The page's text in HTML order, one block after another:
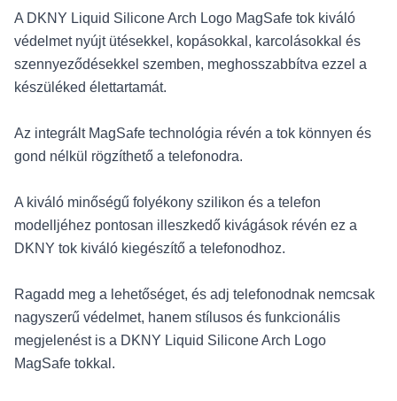
A DKNY Liquid Silicone Arch Logo MagSafe tok kiváló
védelmet nyújt ütésekkel, kopásokkal, karcolásokkal és
szennyeződésekkel szemben, meghosszabbítva ezzel a
készüléked élettartamát.
Az integrált MagSafe technológia révén a tok könnyen és
gond nélkül rögzíthető a telefonodra.
A kiváló minőségű folyékony szilikon és a telefon
modelljéhez pontosan illeszkedő kivágások révén ez a
DKNY tok kiváló kiegészítő a telefonodhoz.
Ragadd meg a lehetőséget, és adj telefonodnak nemcsak
nagyszerű védelmet, hanem stílusos és funkcionális
megjelenést is a DKNY Liquid Silicone Arch Logo
MagSafe tokkal.